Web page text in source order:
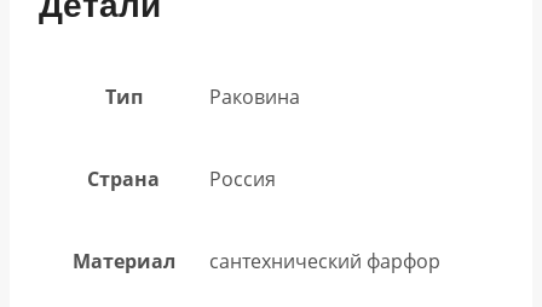
Тип Раковина
Страна Россия
Материал сантехнический фарфор